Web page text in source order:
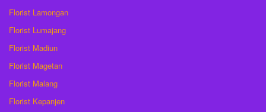
Florist Lamongan
Florist Lumajang
Florist Madiun
Florist Magetan
Florist Malang
Florist Kepanjen